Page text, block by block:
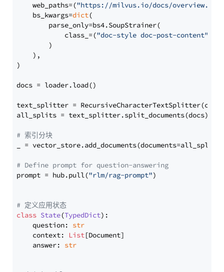
    web_paths=(
"https://milvus.io/docs/overview.md"
    bs_kwargs=
dict(
        parse_only=bs4.SoupStrainer(
            class_=(
"doc-style doc-post-content"
        )
    ),
)
docs = loader.load()
text_splitter =
all_splits = text_splitter.split_documents(docs)
# 索引分块
_ = vector_store.add_documents(documents=all_splits)
# Define prompt for question-answering
prompt = hub.pull("rlm/rag-prompt")
# 定义应用状态
class State(TypedDict):
    question:
str
    context:
List[Document]
    answer:
str